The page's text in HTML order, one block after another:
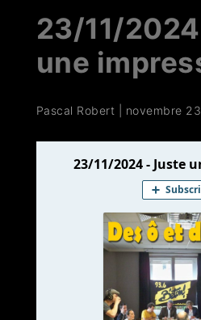
23/11/
une
Pascal Robert novembre